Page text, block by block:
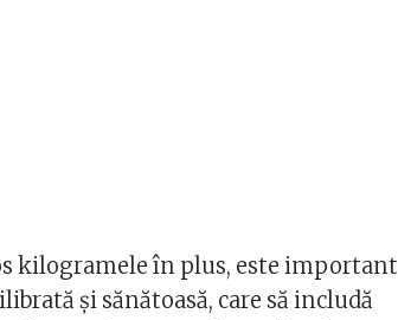
kilogramele în plus, este important
și sănătoasă, care să includă